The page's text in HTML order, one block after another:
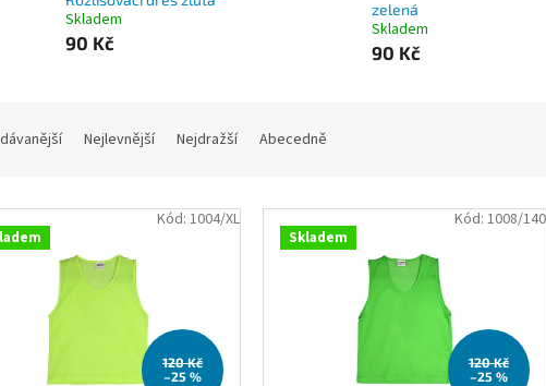
Skladem
90 Kč
zelená
Skladem
90 Kč
Nejlevnější Nejdražší Abecedně
120 Kč
–25 %
Kód: 1004/XL
Skladem
120 Kč
–25 %
Kód: 1008/140